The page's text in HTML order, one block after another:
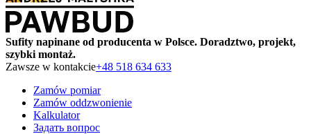
Sufity napinane od producenta w Polsce. Doradztwo, projekt,
szybki montaż.
Zawsze w kontakcie+48 518 634 633
Zamów pomiar
Zamów oddzwonienie
Kalkulator
Задать вопрос